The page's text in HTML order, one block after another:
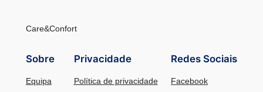
Care&Confort
Sobre
Equipa
Privacidade
Política de privacidade
Redes Sociais
Facebook